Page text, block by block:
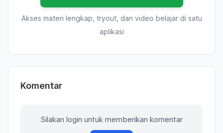
Akses materi lengkap, tryout, dan video belajar di satu
aplikasi
Komentar
Silakan login untuk memberikan komentar